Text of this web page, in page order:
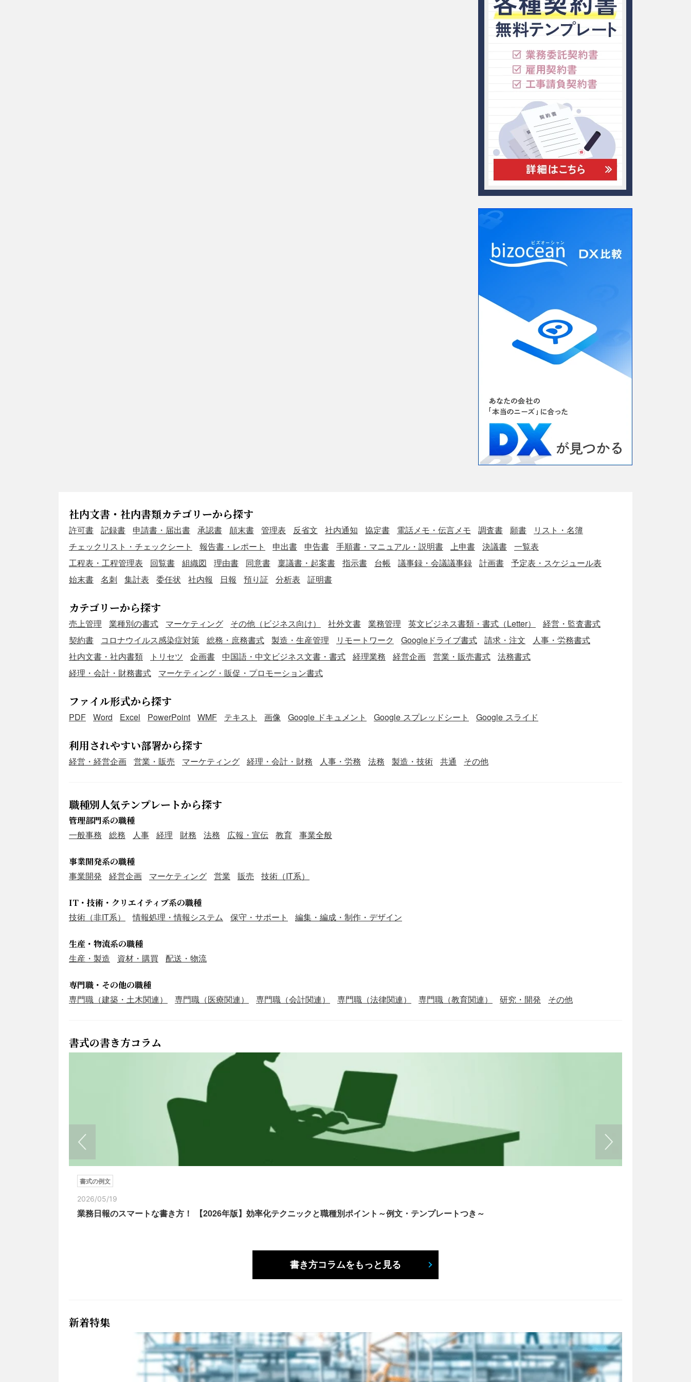
社内文書・社内書類カテゴリーから探す
許可書 記録書 申請書・届出書 承認書 顛末書 管理表 反省文 社内通知 協定書 電話メモ・伝言メモ 調査書 願書
リスト・名簿
チェックリスト・チェックシート
報告書・レポート 申出書 申告書 手順書・マニュアル・説明書 上申書 決議書
一覧表
工程表・工程管理表
回覧書 組織図 理由書 同意書 稟議書・起案書 指示書 台帳 議事録・会議議事録 計画書
予定表・スケジュール表
始末書
名刺 集計表 委任状 社内報 日報 預り証 分析表 証明書
カテゴリーから探す
売上管理 業種別の書式 マーケティング その他（ビジネス向け） 社外文書 業務管理 英文ビジネス書類・書式（Letter）
経営・監査書式
契約書
コロナウイルス感染症対策 総務・庶務書式 製造・生産管理 リモートワーク Googleドライブ書式 請求・注文
人事・労務書式
社内文書・社内書類
トリセツ 企画書 中国語・中文ビジネス文書・書式 経理業務 経営企画 営業・販売書式
法務書式
経理・会計・財務書式
マーケティング・販促・プロモーション書式
ファイル形式から探す
PDF Word Excel PowerPoint WMF テキスト 画像 Google ドキュメント Google スプレッドシート Google スライド
利用されやすい部署から探す
経営・経営企画 営業・販売 マーケティング 経理・会計・財務 人事・労務 法務 製造・技術 共通 その他
職種別人気テンプレートから探す
管理部門系の職種
一般事務
総務 人事 経理 財務 法務 広報・宣伝 教育 事業全般
事業開発系の職種
事業開発
経営企画 マーケティング 営業 販売 技術（IT系）
IT・技術・クリエイティブ系の職種
技術（非IT系）
情報処理・情報システム 保守・サポート 編集・編成・制作・デザイン
生産・物流系の職種
生産・製造
資材・購買 配送・物流
専門職・その他の職種
専門職（建築・土木関連）
専門職（医療関連） 専門職（会計関連） 専門職（法律関連） 専門職（教育関連） 研究・開発 その他
書式の書き方コラム
書式の例文
2026/05/19
業務日報のスマートな書き方！ 【2026年版】効率化テクニックと職種別ポイント～例文・テンプレートつき～
書き方コラムをもっと見る
新着特集